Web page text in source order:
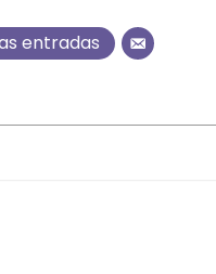
entradas